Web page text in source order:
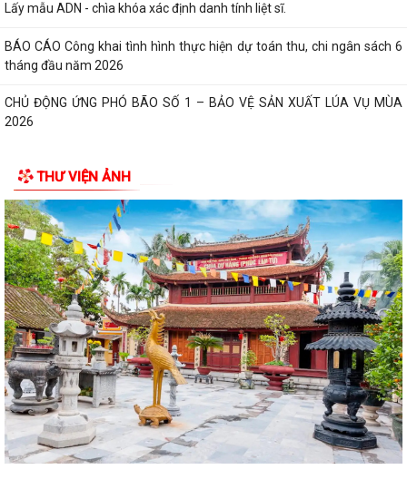
Lấy mẫu ADN - chìa khóa xác định danh tính liệt sĩ.
BÁO CÁO Công khai tình hình thực hiện dự toán thu, chi ngân sách 6
tháng đầu năm 2026
CHỦ ĐỘNG ỨNG PHÓ BÃO SỐ 1 – BẢO VỆ SẢN XUẤT LÚA VỤ MÙA
2026
XÚC CỬ TRI CHUẨN BỊ KỲ HỌP THƯỜNG LỆ...
Công điện phòng chống bão số 1 (Bão MAYSAK) và mưa lũ sau bão
THÔNG BÁO Lịch tiếp công dân định kỳ của Chủ tịch Ủy ban nhân dân
xã Quý III, IV năm 2026
Bộ Chính trị tổ chức hội nghị toàn quốc sơ kết 1 năm vận hành mô hình
tổ chức tổng thể của hệ...
Luật sửa đổi bổ sung một số điều của Luật Tiếp công dân, luật khiếu
nại, luật tố cáo
Luật sửa đổi, bổ sung một số điều của Luật phòng chống tham nhũng
Chiến dịch “500 ngày đêm đẩy mạnh thực hiện tìm kiếm, quy tập và
THƯ VIỆN ẢNH